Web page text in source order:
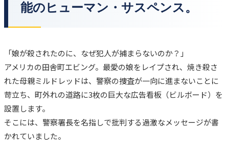
能のヒューマン・サスペンス。
「娘が殺されたのに、なぜ犯人が捕まらないのか？」
アメリカの田舎町エビング。最愛の娘をレイプされ、焼き殺さ
れた母親ミルドレッドは、警察の捜査が一向に進まないことに
苛立ち、町外れの道路に3枚の巨大な広告看板（ビルボード）を
設置します。
そこには、警察署長を名指しで批判する過激なメッセージが書
かれていました。